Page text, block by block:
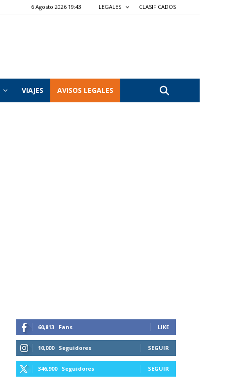
6 Agosto 2026 19:43 LEGALES CLASIFICADOS
VIAJES AVISOS LEGALES
60,813 Fans LIKE
10,000 Seguidores SEGUIR
346,900 Seguidores SEGUIR